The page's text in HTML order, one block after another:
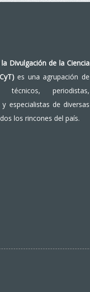
Divulgación de la Ciencia
es una agrupación de
técnicos, periodistas,
especialistas de diversas
los rincones del país.